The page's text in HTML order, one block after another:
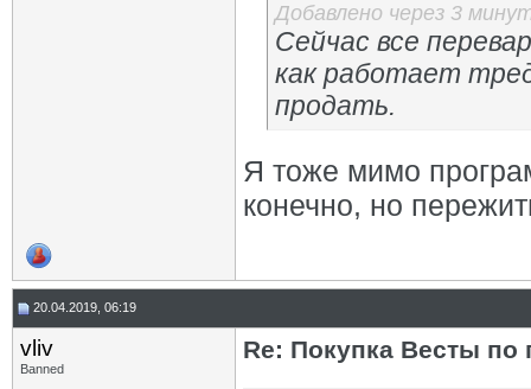
Добавлено через 3
Сейчас все
как работает
продать.
Я тоже мимо
конечно, но
20.04.2019, 06:19
vliv
Banned
Re: Покупка Весты по